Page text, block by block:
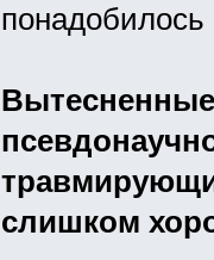
понадобилось
слишком